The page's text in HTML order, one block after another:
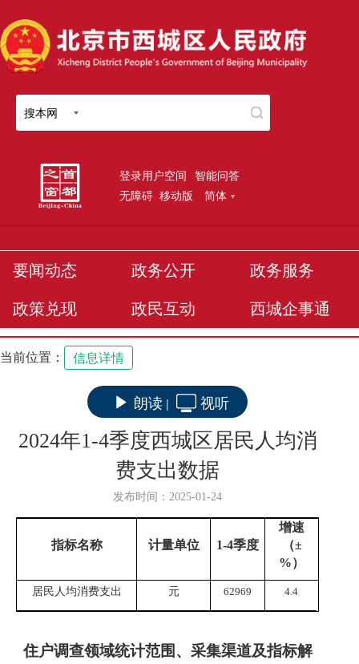
搜本网
登录用户空间 智能问答
无障碍 移动版 简体
要闻动态 政务公开 政务服务
政策兑现 政民互动 西城企事通
当前位置： 信息详情
朗读 | 视听
2024年1-4季度西城区居民人均消
费支出数据
发布时间：2025-01-24
指标名称 计量单位 1-4季度
增速
（±
%）
居民人均消费支出 元 62969 4.4
住户调查领域统计范围、采集渠道及指标解